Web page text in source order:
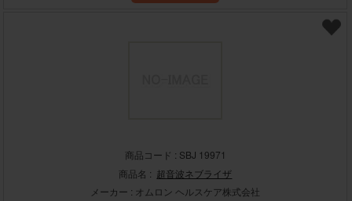
商品コード : SBJ 19971
商品名 : 超音波ネブライザ
メーカー : オムロン ヘルスケア株式会社